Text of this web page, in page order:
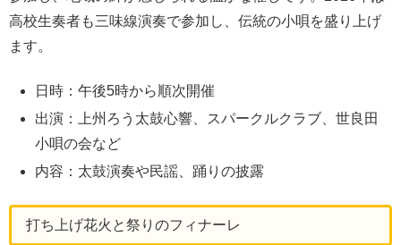
高校生奏者も三味線演奏で参加し、伝統の小唄を盛り上げ
ます。
日時：午後5時から順次開催
出演：上州ろう太鼓心響、スパークルクラブ、世良田
小唄の会など
内容：太鼓演奏や民謡、踊りの披露
打ち上げ花火と祭りのフィナーレ